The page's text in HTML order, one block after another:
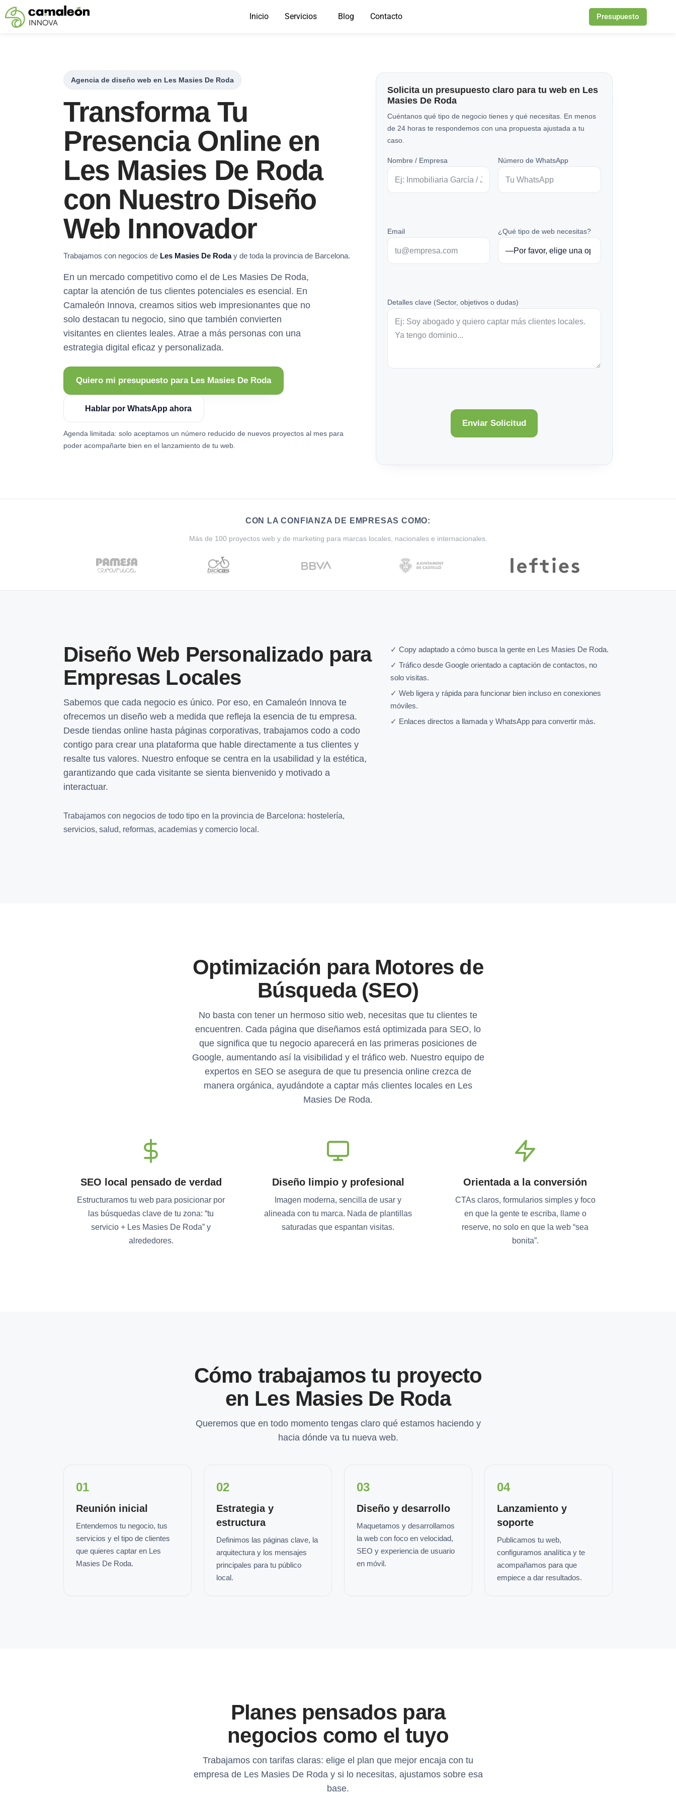
Saltar
Inicio Servicios Blog Contacto Presupuesto
Agencia de diseño web en Les Masies De Roda
Transforma Tu
Presencia Online en
Les Masies De Roda
con Nuestro Diseño
Web Innovador
Trabajamos con negocios de Les Masies De Roday de toda la provincia de Barcelona.
En un mercado competitivo como el de Les Masies De Roda,
captar la atención de tus clientes potenciales es esencial. En
Camaleón Innova, creamos sitios web impresionantes que no
solo destacan tu negocio, sino que también convierten
visitantes en clientes leales. Atrae a más personas con una
estrategia digital eficaz y personalizada.
Quiero mi presupuesto para Les Masies De Roda
Hablar por WhatsApp ahora
Agenda limitada: solo aceptamos un número reducido de nuevos proyectos al mes para
poder acompañarte bien en el lanzamiento de tu web.
Solicita un presupuesto claro para tu web en Les
Masies De Roda
Cuéntanos qué tipo de negocio tienes y qué necesitas. En menos
de 24 horas te respondemos con una propuesta ajustada a tu
caso.
Nombre / Empresa Número de WhatsApp
Email ¿Qué tipo de web necesitas?
Detalles clave (Sector, objetivos o dudas)
CON LA CONFIANZA DE EMPRESAS COMO:
Más de 100 proyectos web y de marketing para marcas locales, nacionales e internacionales.
Diseño Web Personalizado para
Empresas Locales
Sabemos que cada negocio es único. Por eso, en Camaleón Innova te
ofrecemos un diseño web a medida que refleja la esencia de tu empresa.
Desde tiendas online hasta páginas corporativas, trabajamos codo a codo
contigo para crear una plataforma que hable directamente a tus clientes y
resalte tus valores. Nuestro enfoque se centra en la usabilidad y la estética,
garantizando que cada visitante se sienta bienvenido y motivado a
interactuar.
Trabajamos con negocios de todo tipo en la provincia de Barcelona: hostelería,
servicios, salud, reformas, academias y comercio local.
✓ Copy adaptado a cómo busca la gente en Les Masies De Roda.
✓ Tráfico desde Google orientado a captación de contactos, no
solo visitas.
✓ Web ligera y rápida para funcionar bien incluso en conexiones
móviles.
✓ Enlaces directos a llamada y WhatsApp para convertir más.
Optimización para Motores de
Búsqueda (SEO)
No basta con tener un hermoso sitio web, necesitas que tu clientes te
encuentren. Cada página que diseñamos está optimizada para SEO, lo
que significa que tu negocio aparecerá en las primeras posiciones de
Google, aumentando así la visibilidad y el tráfico web. Nuestro equipo de
expertos en SEO se asegura de que tu presencia online crezca de
manera orgánica, ayudándote a captar más clientes locales en Les
Masies De Roda.
SEO local pensado de verdad
Estructuramos tu web para posicionar por
las búsquedas clave de tu zona: “tu
servicio + Les Masies De Roda” y
alrededores.
Diseño limpio y profesional
Imagen moderna, sencilla de usar y
alineada con tu marca. Nada de plantillas
saturadas que espantan visitas.
Orientada a la conversión
CTAs claros, formularios simples y foco
en que la gente te escriba, llame o
reserve, no solo en que la web “sea
bonita”.
Cómo trabajamos tu proyecto
en Les Masies De Roda
Queremos que en todo momento tengas claro qué estamos haciendo y
hacia dónde va tu nueva web.
01
Reunión inicial
Entendemos tu negocio, tus
servicios y el tipo de clientes
que quieres captar en Les
Masies De Roda.
02
Estrategia y
estructura
Definimos las páginas clave, la
arquitectura y los mensajes
principales para tu público
local.
03
Diseño y desarrollo
Maquetamos y desarrollamos
la web con foco en velocidad,
SEO y experiencia de usuario
en móvil.
04
Lanzamiento y
soporte
Publicamos tu web,
configuramos analítica y te
acompañamos para que
empiece a dar resultados.
Planes pensados para
negocios como el tuyo
Trabajamos con tarifas claras: elige el plan que mejor encaja con tu
empresa de Les Masies De Roda y si lo necesitas, ajustamos sobre esa
base.